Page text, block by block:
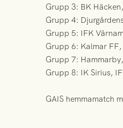
Grupp 3: BK
Grupp 4:
Grupp 5: IFK
Grupp 6: Kalmar FF,
Grupp 7:
Grupp 8: IK Sirius,
GAIS hemmamatch